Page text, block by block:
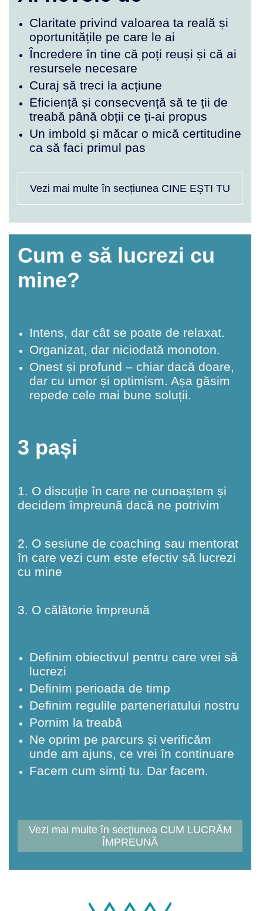
Claritate privind valoarea ta reală și
oportunitățile pe care le ai
Încredere în tine că poți reuși și că ai
resursele necesare
Curaj să treci la acțiune
Eficiență și consecvență să te ții de
treabă până obții ce ți-ai propus
Un imbold și măcar o mică certitudine
ca să faci primul pas
Vezi mai multe în secțiunea CINE EȘTI TU
Cum e să lucrezi cu
mine?
Intens, dar cât se poate de relaxat.
Organizat, dar niciodată monoton.
Onest și profund – chiar dacă doare,
dar cu umor și optimism. Așa găsim
repede cele mai bune soluții.
3 pași
1. O discuție în care ne cunoaștem și
decidem împreună dacă ne potrivim
2. O sesiune de coaching sau mentorat
în care vezi cum este efectiv să lucrezi
cu mine
3. O călătorie împreună
Definim obiectivul pentru care vrei să
lucrezi
Definim perioada de timp
Definim regulile parteneriatului nostru
Pornim la treabă
Ne oprim pe parcurs și verificăm
unde am ajuns, ce vrei în continuare
Facem cum simți tu. Dar facem.
Vezi mai multe în secțiunea CUM LUCRĂM
ÎMPREUNĂ